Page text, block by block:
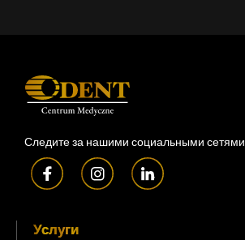
Следите за нашими социальными сетями
Услуги